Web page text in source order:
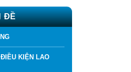
ĐỀ
KIỆN LAO